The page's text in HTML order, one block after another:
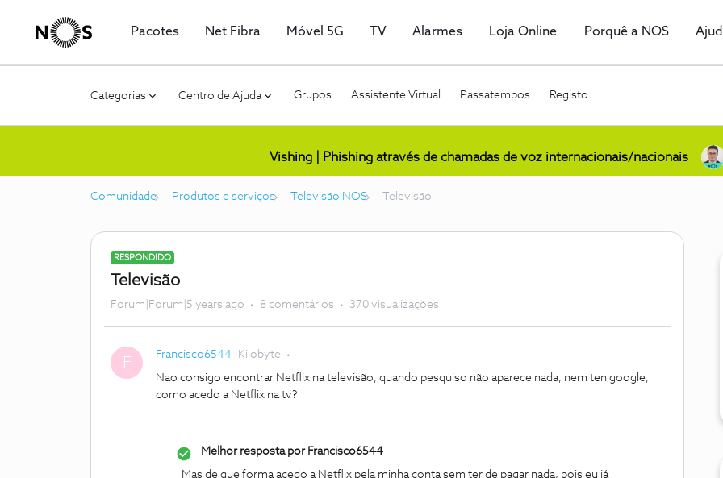
Pacotes Net Fibra Móvel 5G TV Alarmes Loja Online Porquê a NOS
Categorias Centro de Ajuda Grupos Assistente Virtual Passatempos Registo
Vishing | Phishing através de chamadas de voz internacionais/nacionais
Comunidade Produtos e serviços Televisão NOS Televisão
RESPONDIDO
Televisão
Forum|Forum|5 years ago 8 comentários 370 visualizações
F Francisco6544 Kilobyte
Nao consigo encontrar Netflix na televisão, quando pesquiso não aparece nada, nem ten google,
como acedo a Netflix na tv?
Melhor resposta porFrancisco6544
Mas de que forma acedo a Netflix pela minha conta sem ter de pagar nada, pois eu já